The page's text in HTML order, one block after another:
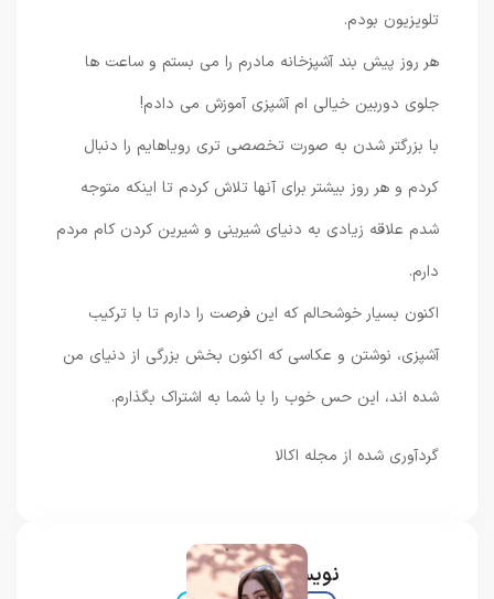
تلویزیون بودم.
هر روز پیش بند آشپزخانه مادرم را می بستم و ساعت ها
جلوی دوربین خیالی ام آشپزی آموزش می دادم!
با بزرگتر شدن به صورت تخصصی تری رویاهایم را دنبال
کردم و هر روز بیشتر برای آنها تلاش کردم تا اینکه متوجه
شدم علاقه زیادی به دنیای شیرینی و شیرین کردن کام مردم
اکنون بسیار خوشحالم که این فرصت را دارم تا با ترکیب
آشپزی، نوشتن و عکاسی که اکنون بخش بزرگی از دنیای من
شده اند، این حس خوب را با شما به اشتراک بگذارم.
گردآوری شده از مجله اکالا
نویسنده و خبرنگار